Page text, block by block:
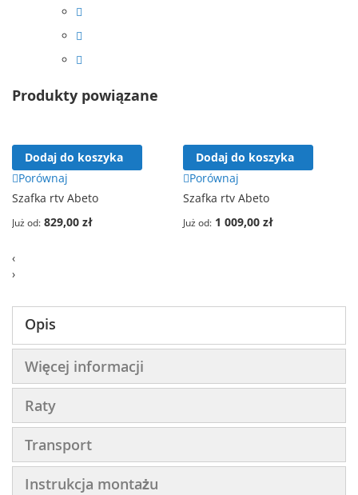
Produkty powiązane
Dodaj do koszyka
Porównaj
Szafka rtv Abeto
Już od 829,00 zł
Dodaj do koszyka
Porównaj
Szafka rtv Abeto
Już od 1 009,00 zł
‹
›
Opis
Więcej informacji
Raty
Transport
Instrukcja montażu